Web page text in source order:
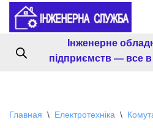
Перейти
содержимому
Інженерне
підприємств — все в
Главная \ Електротехніка \